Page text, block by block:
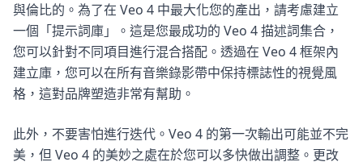
與倫比的。為了在 Veo 4 中最大化您的產出，請考慮建立
一個「提示詞庫」。這是您最成功的 Veo 4 描述詞集合，
您可以針對不同項目進行混合搭配。透過在 Veo 4 框架內
建立庫，您可以在所有音樂錄影帶中保持標誌性的視覺風
格，這對品牌塑造非常有幫助。
此外，不要害怕進行迭代。Veo 4 的第一次輸出可能並不完
美，但 Veo 4 的美妙之處在於您可以多快做出調整。更改